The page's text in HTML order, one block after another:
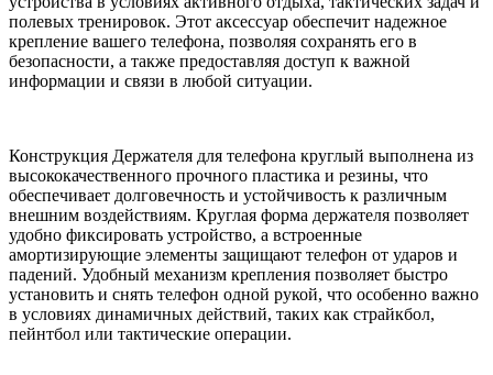
полевых тренировок. Этот аксессуар обеспечит надежное
крепление вашего телефона, позволяя сохранять его в
безопасности, а также предоставляя доступ к важной
информации и связи в любой ситуации.
Конструкция Держателя для телефона круглый выполнена из
высококачественного прочного пластика и резины, что
обеспечивает долговечность и устойчивость к различным
внешним воздействиям. Круглая форма держателя позволяет
удобно фиксировать устройство, а встроенные
амортизирующие элементы защищают телефон от ударов и
падений. Удобный механизм крепления позволяет быстро
установить и снять телефон одной рукой, что особенно важно
в условиях динамичных действий, таких как страйкбол,
пейнтбол или тактические операции.